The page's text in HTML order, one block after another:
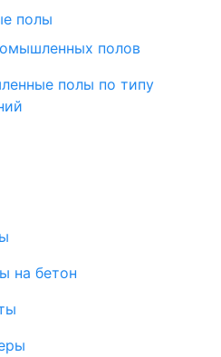
полы
полов
полы по типу
на бетон